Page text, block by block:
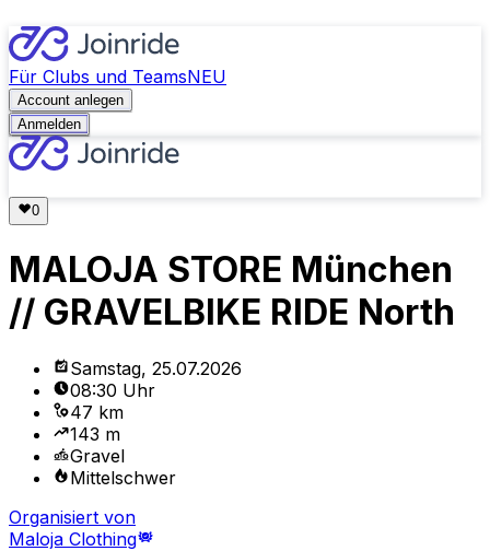
Für Clubs und TeamsNEU
Account anlegen
Anmelden
MALOJA STORE München
// GRAVELBIKE RIDE North
Samstag, 25.07.2026
08:30 Uhr
47 km
143 m
Gravel
Mittelschwer
Organisiert von
Maloja Clothing